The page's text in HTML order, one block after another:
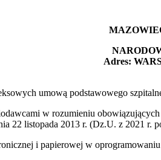
Adres:
umową podstawowego
w rozumieniu
22 listopada 2013 r. (Dz.U. z 2021
i papierowej w